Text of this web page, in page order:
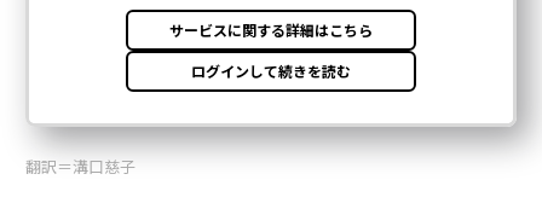
翻訳＝溝口慈子